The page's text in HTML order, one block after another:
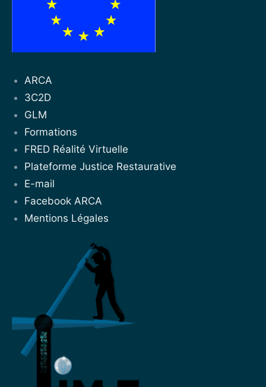
ARCA
3C2D
GLM
Formations
FRED Réalité Virtuelle
Plateforme Justice Restaurative
E-mail
Facebook ARCA
Mentions Légales